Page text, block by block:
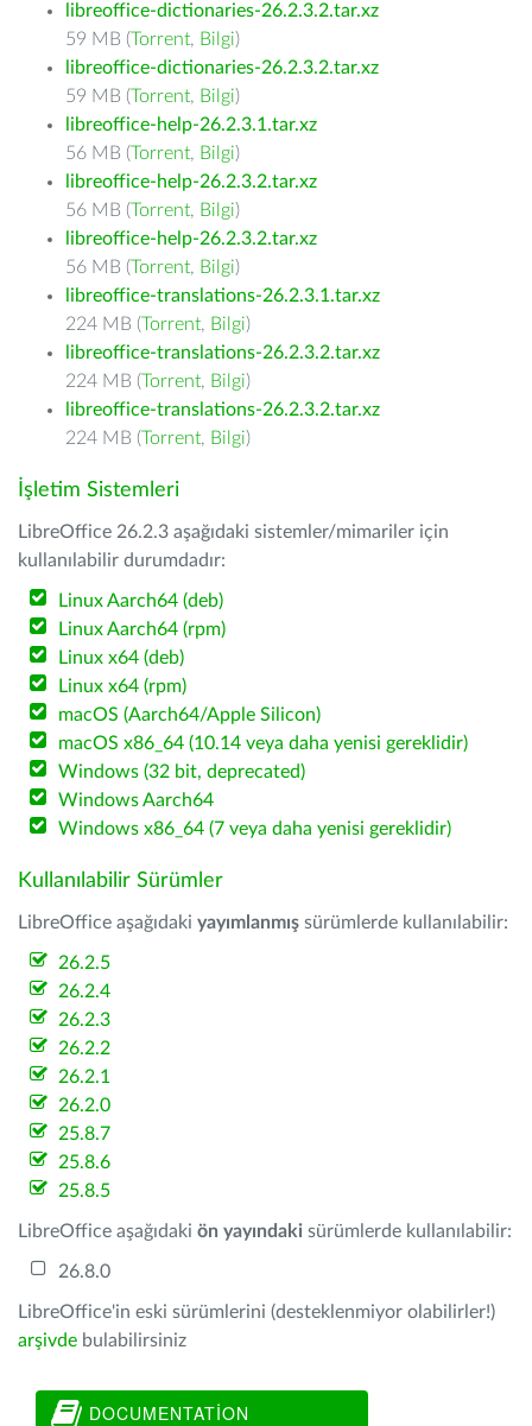
libreoffice-dictionaries-26.2.3.2.tar.xz
59 MB (Torrent, Bilgi)
libreoffice-dictionaries-26.2.3.2.tar.xz
59 MB (Torrent, Bilgi)
libreoffice-help-26.2.3.1.tar.xz
56 MB (Torrent, Bilgi)
libreoffice-help-26.2.3.2.tar.xz
56 MB (Torrent, Bilgi)
libreoffice-help-26.2.3.2.tar.xz
56 MB (Torrent, Bilgi)
libreoffice-translations-26.2.3.1.tar.xz
224 MB (Torrent, Bilgi)
libreoffice-translations-26.2.3.2.tar.xz
224 MB (Torrent, Bilgi)
libreoffice-translations-26.2.3.2.tar.xz
224 MB (Torrent, Bilgi)
İşletim Sistemleri
LibreOffice 26.2.3 aşağıdaki sistemler/mimariler için
kullanılabilir durumdadır:
Linux Aarch64 (deb)
Linux Aarch64 (rpm)
Linux x64 (deb)
Linux x64 (rpm)
macOS (Aarch64/Apple Silicon)
macOS x86_64 (10.14 veya daha yenisi gereklidir)
Windows (32 bit, deprecated)
Windows Aarch64
Windows x86_64 (7 veya daha yenisi gereklidir)
Kullanılabilir Sürümler
LibreOffice aşağıdaki yayımlanmış sürümlerde kullanılabilir:
26.2.5
26.2.4
26.2.3
26.2.2
26.2.1
26.2.0
25.8.7
25.8.6
25.8.5
LibreOffice aşağıdaki ön yayındaki sürümlerde kullanılabilir:
26.8.0
LibreOffice'in eski sürümlerini (desteklenmiyor olabilirler!)
arşivde bulabilirsiniz
DOCUMENTATION